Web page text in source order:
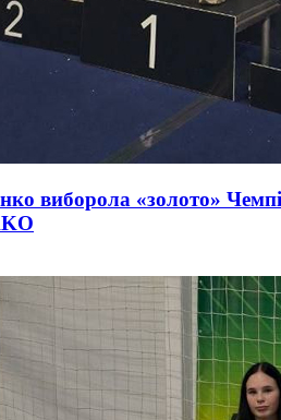
виборола «золото»